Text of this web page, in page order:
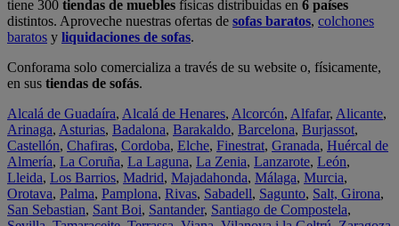
tiene 300 tiendas de muebles físicas distribuidas en 6 países
distintos. Aproveche nuestras ofertas de sofas baratos, colchones
baratos y liquidaciones de sofas.
Conforama solo comercializa a través de su website o, físicamente,
en sus tiendas de sofás.
Alcalá de Guadaíra, Alcalá de Henares, Alcorcón, Alfafar, Alicante,
Arinaga, Asturias, Badalona, Barakaldo, Barcelona, Burjassot,
Castellón, Chafiras, Cordoba, Elche, Finestrat, Granada, Huércal de
Almería, La Coruña, La Laguna, La Zenia, Lanzarote, León,
Lleida, Los Barrios, Madrid, Majadahonda, Málaga, Murcia,
Orotava, Palma, Pamplona, Rivas, Sabadell, Sagunto, Salt, Girona,
San Sebastian, Sant Boi, Santander, Santiago de Compostela,